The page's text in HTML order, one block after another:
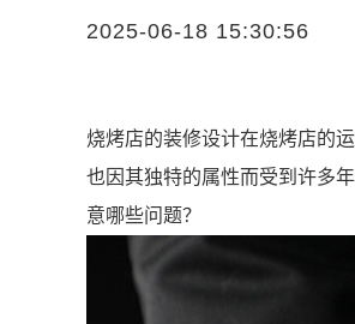
2025-06-18 15:30:56
烧烤店的装修设计在烧烤店的
也因其独特的属性而受到许多
意哪些问题？